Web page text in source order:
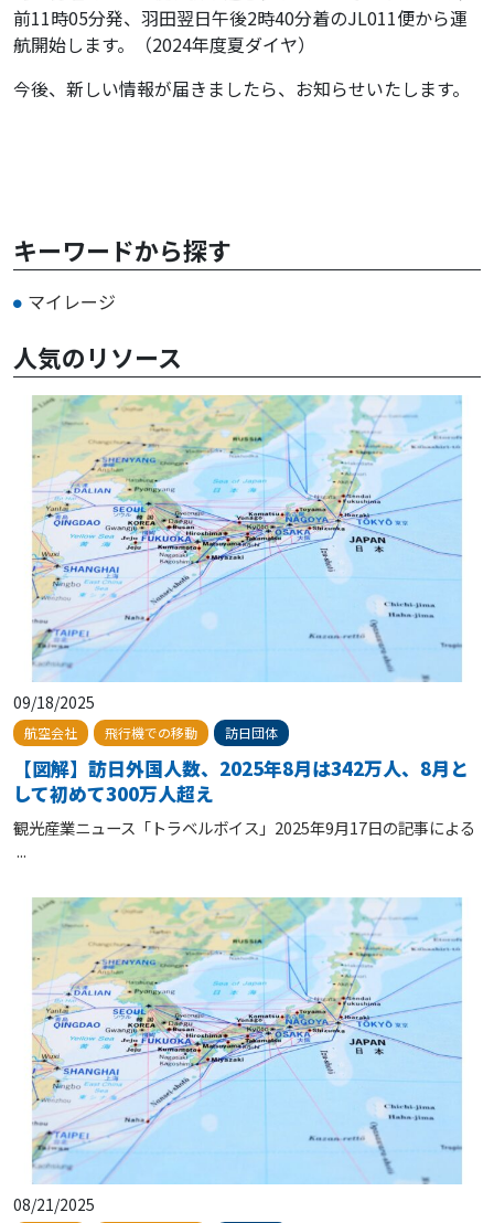
前11時05分発、羽田翌日午後2時40分着のJL011便から運
航開始します。（2024年度夏ダイヤ）
今後、新しい情報が届きましたら、お知らせいたします。
キーワードから探す
マイレージ
人気のリソース
09/18/2025
航空会社 飛行機での移動 訪日団体
【図解】訪日外国人数、2025年8月は342万人、8月と
して初めて300万人超え
観光産業ニュース「トラベルボイス」2025年9月17日の記事による
...
08/21/2025